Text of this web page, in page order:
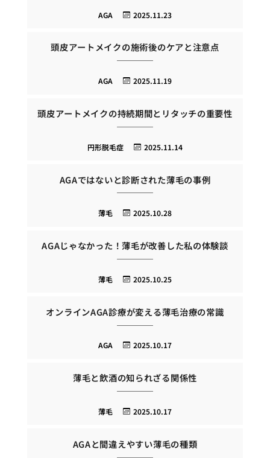
2025.11.23
AGA
頭皮アートメイクの施術後のケアと注意点
2025.11.19
AGA
頭皮アートメイクの持続期間とリタッチの重要性
2025.11.14
円形脱毛症
AGAではないと診断された薄毛の事例
2025.10.28
薄毛
AGAじゃなかった！薄毛が改善した私の体験談
2025.10.25
薄毛
オンラインAGA診療が変える薄毛治療の常識
2025.10.17
AGA
薄毛と飲酒の知られざる関係性
2025.10.17
薄毛
AGAと間違えやすい薄毛の種類